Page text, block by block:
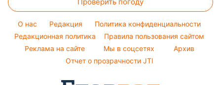
Алла Пугачева
Максим Галкин
Настя Каменских
Комнатные растения
Курс валют
Магнитные бури
Погода на сегодня
Погода на завтра
Пылевая буря
O нас Редакция
Политика конфиденциальности
Редакционная политика
Правила пользования сайтом
Реклама на сайте
Мы в соцсетях
Архив
Отчет о прозрачности JTI